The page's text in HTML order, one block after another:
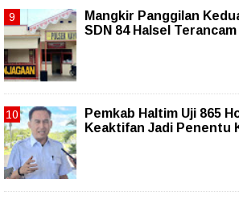
Mangkir Panggilan
SDN 84 Halsel
Pemkab Haltim Uji 865
Keaktifan Jadi Penentu